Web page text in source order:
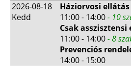
2026-08-18
Kedd
Háziorvosi ellátás
11:00 - 14:00- 10
Csak asszisztensi
11:00 - 14:00- 8
Prevenciós
14:00 - 15:00